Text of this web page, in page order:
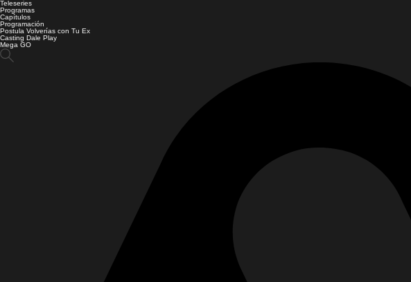
Teleseries
Programas
Capítulos
Programación
Postula Volverías con Tu Ex
Casting Dale Play
Mega GO